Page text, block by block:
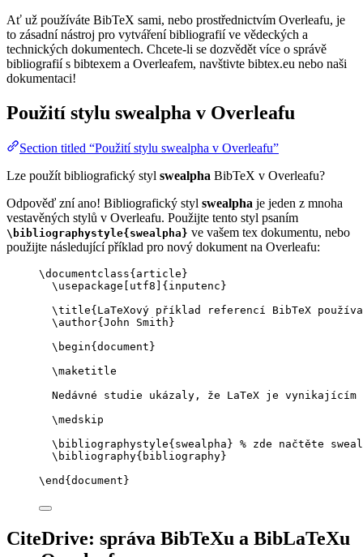
Ať už používáte BibTeX sami, nebo prostřednictvím Overleafu, je
to zásadní nástroj pro vytváření bibliografií ve vědeckých a
technických dokumentech. Chcete-li se dozvědět více o správě
bibliografií s bibtexem a Overleafem, navštivte bibtex.eu nebo naši
dokumentaci!
Použití stylu swealpha v Overleafu
Section titled “Použití stylu swealpha v Overleafu”
Lze použít bibliografický styl swealpha BibTeX v Overleafu?
Odpověď zní ano! Bibliografický styl swealpha je jeden z mnoha
vestavěných stylů v Overleafu. Použijte tento styl psaním
\bibliographystyle{swealpha} ve vašem tex dokumentu, nebo
použijte následující příklad pro nový dokument na Overleafu:
\documentclass{ article }
\usepackage
utf8 ]{ inputenc }
\title{LaTeXový příklad referencí BibTeX
\author{John Smith}
\begin{ document }
\maketitle
Nedávné studie ukázaly, že LaTeX je vynikajícím
\medskip
\bibliographystyle{swealpha} % zde načtěte
\bibliography{bibliography}
\end { document }
CiteDrive: správa BibTeXu a BibLaTeXu